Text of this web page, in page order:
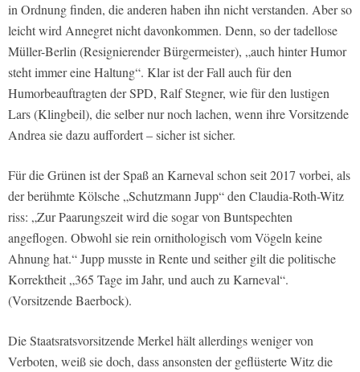
in Ordnung finden, die anderen haben ihn nicht verstanden. Aber so
leicht wird Annegret nicht davonkommen. Denn, so der tadellose
Müller-Berlin (Resignierender Bürgermeister), „auch hinter Humor
steht immer eine Haltung“. Klar ist der Fall auch für den
Humorbeauftragten der SPD, Ralf Stegner, wie für den lustigen
Lars (Klingbeil), die selber nur noch lachen, wenn ihre Vorsitzende
Andrea sie dazu auffordert – sicher ist sicher.
Für die Grünen ist der Spaß an Karneval schon seit 2017 vorbei, als
der berühmte Kölsche „Schutzmann Jupp“ den Claudia-Roth-Witz
riss: „Zur Paarungszeit wird die sogar von Buntspechten
angeflogen. Obwohl sie rein ornithologisch vom Vögeln keine
Ahnung hat.“ Jupp musste in Rente und seither gilt die politische
Korrektheit „365 Tage im Jahr, und auch zu Karneval“.
(Vorsitzende Baerbock).
Die Staatsratsvorsitzende Merkel hält allerdings weniger von
Verboten, weiß sie doch, dass ansonsten der geflüsterte Witz die